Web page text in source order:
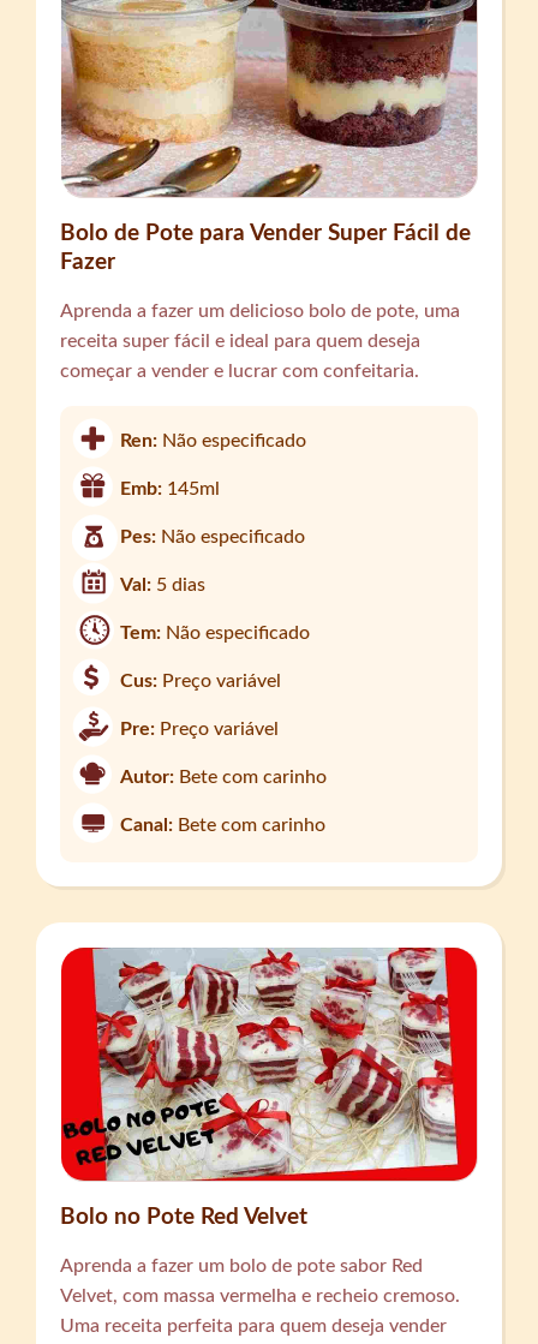
Bolo de Pote para Vender Super Fácil de
Fazer
Aprenda a fazer um delicioso bolo de pote, uma
receita super fácil e ideal para quem deseja
começar a vender e lucrar com confeitaria.
Ren: Não especificado
Emb: 145ml
Pes: Não especificado
Val: 5 dias
Tem: Não especificado
Cus: Preço variável
Pre: Preço variável
Autor: Bete com carinho
Canal: Bete com carinho
Bolo no Pote Red Velvet
Aprenda a fazer um bolo de pote sabor Red
Velvet, com massa vermelha e recheio cremoso.
Uma receita perfeita para quem deseja vender